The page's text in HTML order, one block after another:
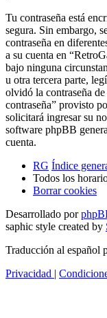
Tu contraseña está
segura. Sin embargo,
contraseña en
a su cuenta en
bajo ninguna
u otra tercera parte,
olvidó la contraseña
contraseña” provisto
solicitará ingresar su
software phpBB
cuenta.
RG Índice
Todos los
Borrar cookies
Desarrollado por
saphic style created by
Traducción al español
Privacidad |